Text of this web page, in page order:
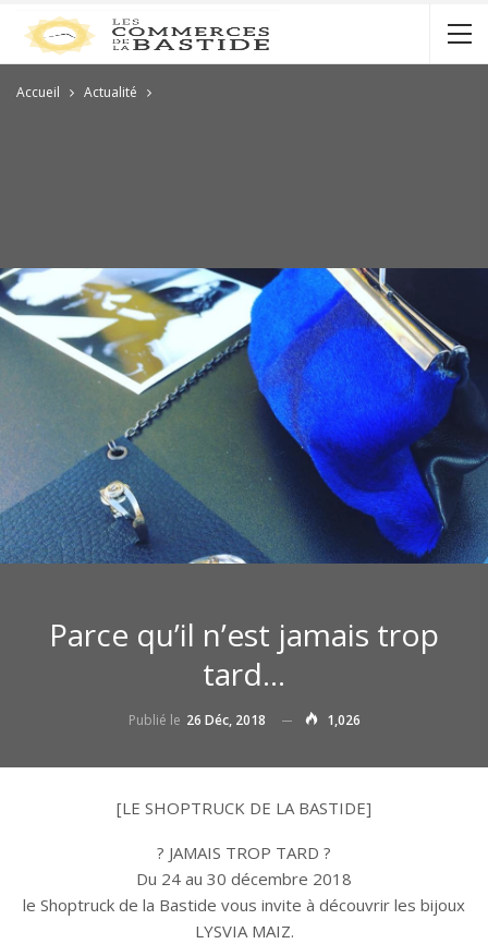
Accueil Actualité
Parce qu’il n’est jamais trop
tard…
Publié le 26 Déc, 2018 1,026
[LE SHOPTRUCK DE LA BASTIDE]
? JAMAIS TROP TARD ?
Du 24 au 30 décembre 2018
le Shoptruck de la Bastide vous invite à découvrir les bijoux
LYSVIA MAIZ.